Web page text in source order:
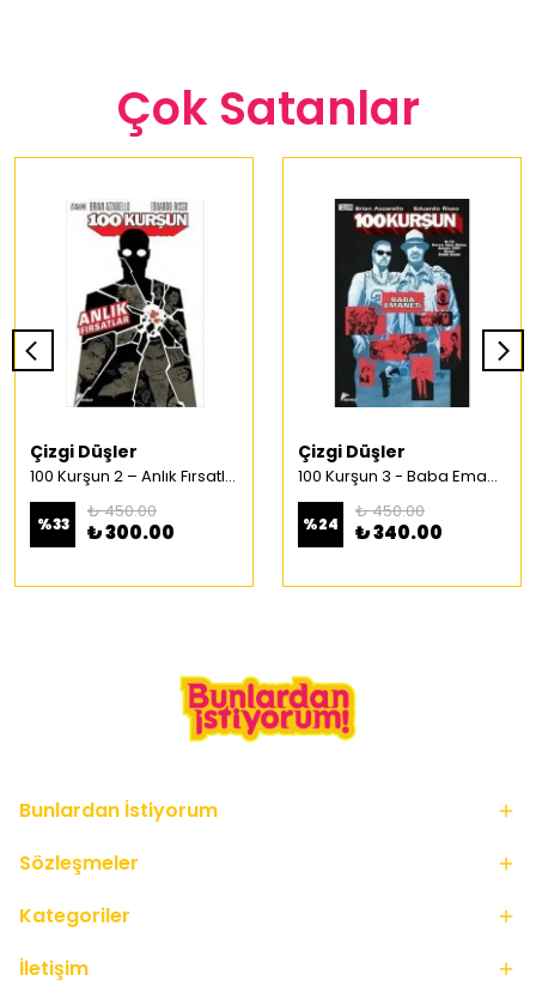
Çok Satanlar
Çizgi Düşler
100 Kurşun 2 – Anlık Fırsatlar Türkçe Çizgi Roman
%33
₺ 450.00
₺ 300.00
Çizgi Düşler
100 Kurşun 3 - Baba Emaneti Türkçe Çizgi Roman
%24
₺ 450.00
₺ 340.00
Bunlardan İstiyorum
Sözleşmeler
Kategoriler
İletişim